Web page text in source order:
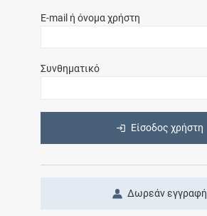
E-mail ή όνομα χρήστη
Συνθηματικό
Είσοδος χρήστη
Δωρεάν εγγραφή